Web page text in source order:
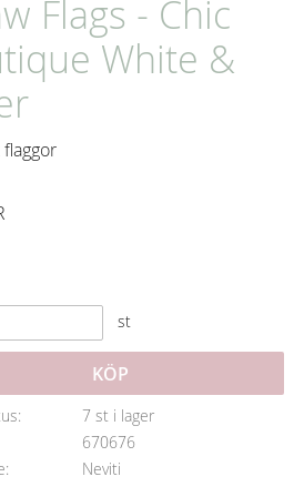
Flags - Chic
White &
pris:
pris:
st
KÖP
7 st i lager
670676
Neviti